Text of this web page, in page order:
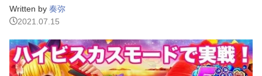
Written by 奏弥
2021.07.15